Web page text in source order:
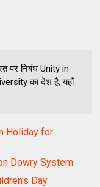
पर निबंध Unity in
का देश है, यहाँ
Holiday for
Dowry System
Day